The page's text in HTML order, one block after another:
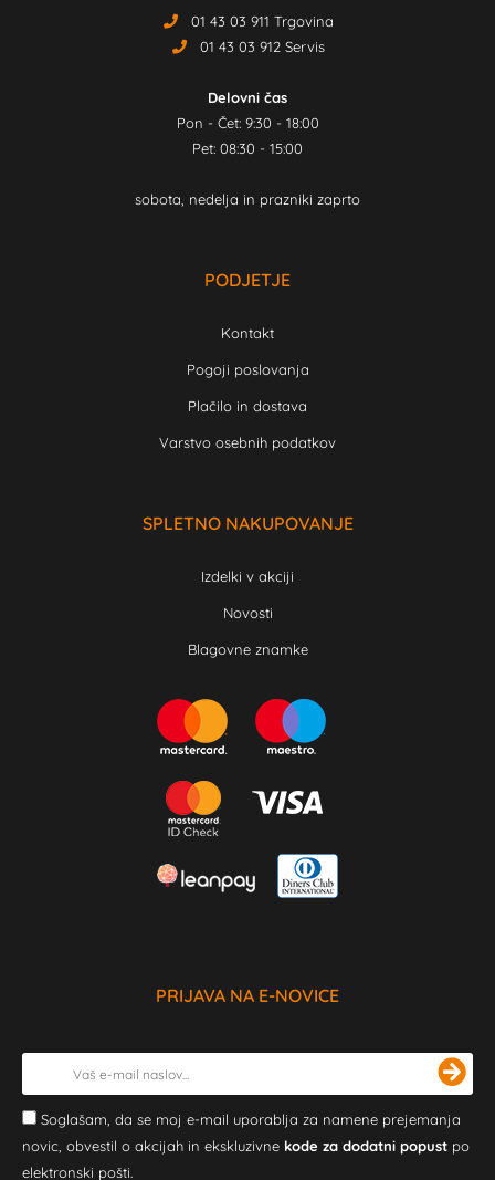
01 43 03 911 Trgovina
01 43 03 912 Servis
Delovni čas
Pon - Čet: 9:30 - 18:00
Pet: 08:30 - 15:00
sobota, nedelja in prazniki zaprto
PODJETJE
Kontakt
Pogoji poslovanja
Plačilo in dostava
Varstvo osebnih podatkov
SPLETNO NAKUPOVANJE
Izdelki v akciji
Novosti
Blagovne znamke
PRIJAVA NA E-NOVICE
Soglašam, da se moj e-mail uporablja za namene prejemanja
novic, obvestil o akcijah in ekskluzivne kode za dodatni popust po
elektronski pošti.